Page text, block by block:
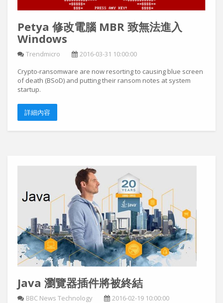
Petya 修改電腦 MBR 致無法進入
Windows
Trendmicro
2016-03-31 10:00:00
Crypto-ransomware are now resorting to causing blue screen
of death (BSoD) and putting their ransom notes at system
startup.
詳細內容
Java 瀏覽器插件將被終結
BBC News Technology
2016-02-19 10:00:00